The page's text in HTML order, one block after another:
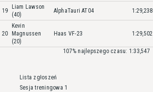
19
Liam Lawson
(40)
AlphaTauri AT04 1:29,238
20
Kevin
Magnussen
(20)
Haas VF-23 1:29,502
107% najlepszego czasu: 1:33,547
Lista zgłoszeń
Sesja treningowa 1